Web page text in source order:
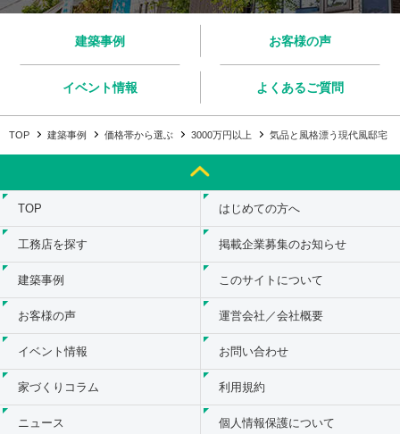
建築事例 お客様の声
イベント情報 よくあるご質問
TOP 建築事例 価格帯から選ぶ 3000万円以上 気品と風格漂う現代風邸宅
TOP
工務店を探す
建築事例
お客様の声
イベント情報
家づくりコラム
ニュース
はじめての方へ
掲載企業募集のお知らせ
このサイトについて
運営会社／会社概要
お問い合わせ
利用規約
個人情報保護について